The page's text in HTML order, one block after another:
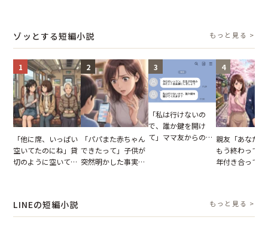
ゾッとする短編小説 もっと見る >
1
「他に席、いっぱい
空いてたのにね」貸
切のように空いてる
2
「パパまた赤ちゃん
できたって」子供が
突然明かした事実。
3
「私は行けないの
で、誰か鍵を開け
て」ママ友からの
4
親友「あなた
もう終わって
年付き合って
LINEの短編小説 もっと見る >